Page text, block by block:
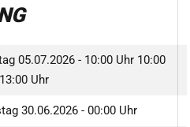
05.07.2026 - 10:00 Uhr 10:00
Uhr
30.06.2026 - 00:00 Uhr